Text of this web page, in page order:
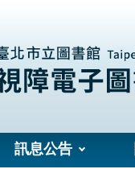
訊息公告